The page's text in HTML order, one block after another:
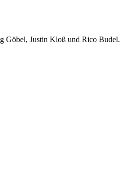
Göbel, Justin Kloß und Rico Budel.